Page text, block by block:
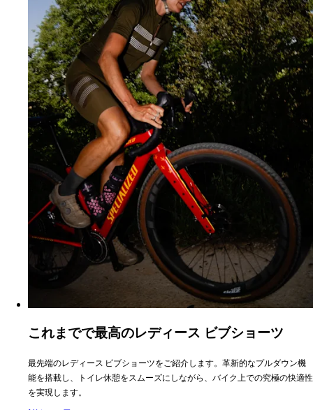
これまでで最高のレディース ビブショーツ
最先端のレディース ビブショーツをご紹介します。革新的なプルダウン機
能を搭載し、トイレ休憩をスムーズにしながら、バイク上での究極の快適性
を実現します。